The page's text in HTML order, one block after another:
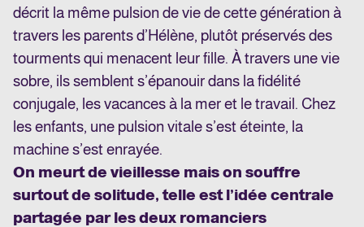
décrit la même pulsion de vie de cette génération à
travers les parents d’Hélène, plutôt préservés des
tourments qui menacent leur fille. À travers une vie
sobre, ils semblent s’épanouir dans la fidélité
conjugale, les vacances à la mer et le travail. Chez
les enfants, une pulsion vitale s’est éteinte, la
machine s’est enrayée.
On meurt de vieillesse mais on souffre
surtout de solitude, telle est l’idée centrale
partagée par les deux romanciers